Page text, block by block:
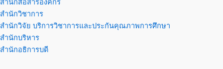
สำนักสื่อสารองค์กร
สำนักวิชาการ
สำนักวิจัย บริการวิชาการและประกันคุณภาพการศึกษา
สำนักบริหาร
สำนักอธิการบดี